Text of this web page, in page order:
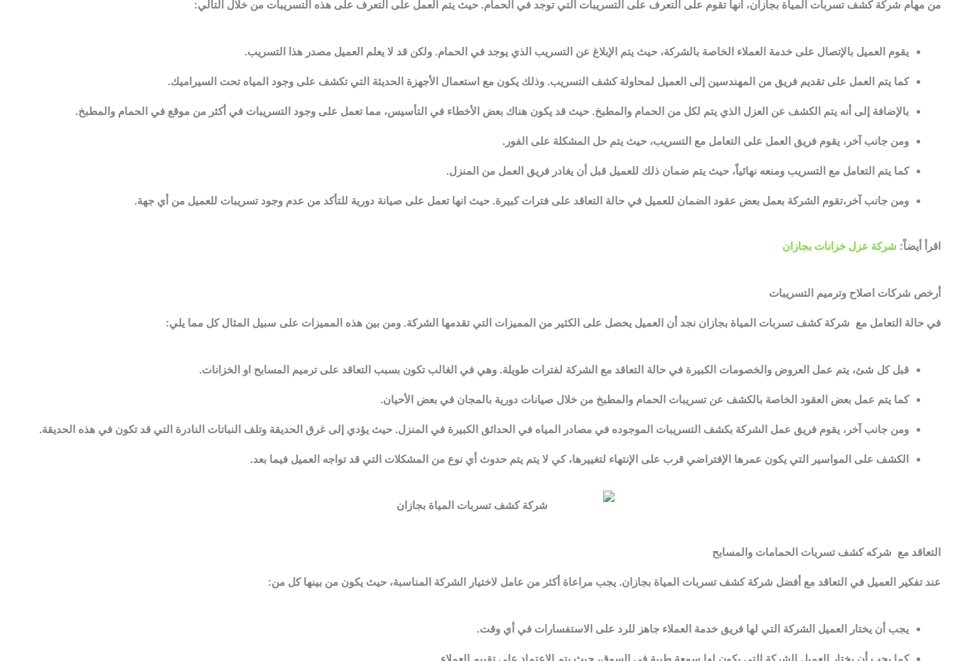
من مهام شركة كشف تسربات المياة بجازان، أنها تقوم على التعرف على التسريبات التي توجد في الحمام. حيث يتم العمل على التعرف على هذه التسريبات من خلال التالي:
يقوم العميل بالإتصال على خدمة العملاء الخاصة بالشركة، حيث يتم الإبلاغ عن التسريب الذي يوجد في الحمام. ولكن قد لا يعلم العميل مصدر هذا التسريب.
كما يتم العمل على تقديم فريق من المهندسين إلى العميل لمحاولة كشف التسريب. وذلك يكون مع استعمال الأجهزة الحديثة التي تكشف على وجود المياه تحت السيراميك.
بالإضافة إلى أنه يتم الكشف عن العزل الذي يتم لكل من الحمام والمطبخ. حيث قد يكون هناك بعض الأخطاء في التأسيس، مما تعمل على وجود التسريبات في أكثر من موقع في الحمام والمطبخ.
ومن جانب آخر، يقوم فريق العمل على التعامل مع التسريب، حيث يتم حل المشكلة على الفور.
كما يتم التعامل مع التسريب ومنعه نهائياً، حيث يتم ضمان ذلك للعميل قبل أن يغادر فريق العمل من المنزل.
ومن جانب آخر،تقوم الشركة بعمل بعض عقود الضمان للعميل في حالة التعاقد على فترات كبيرة. حيث انها تعمل على صيانة دورية للتأكد من عدم وجود تسريبات للعميل من أي جهة.
اقرأ أيضاً: شركة عزل خزانات بجازان
أرخص شركات اصلاح وترميم التسريبات
في حالة التعامل مع شركة كشف تسربات المياة بجازان نجد أن العميل يحصل على الكثير من المميزات التي تقدمها الشركة. ومن بين هذه المميزات على سبيل المثال كل مما يلي:
قبل كل شئ، يتم عمل العروض والخصومات الكبيرة في حالة التعاقد مع الشركة لفترات طويلة. وهي في الغالب تكون بسبب التعاقد على ترميم المسابح او الخزانات.
كما يتم عمل بعض العقود الخاصة بالكشف عن تسريبات الحمام والمطبخ من خلال صيانات دورية بالمجان في بعض الأحيان.
ومن جانب آخر، يقوم فريق عمل الشركة بكشف التسريبات الموجوده في مصادر المياه في الحدائق الكبيرة في المنزل. حيث يؤدي إلى غرق الحديقة وتلف النباتات النادرة التي قد تكون في هذه الحديقة.
الكشف على المواسير التي يكون عمرها الإفتراضي قرب على الإنتهاء لتغييرها، كي لا يتم يتم حدوث أي نوع من المشكلات التي قد تواجه العميل فيما بعد.
التعاقد مع شركه كشف تسربات الحمامات والمسابح
عند تفكير العميل في التعاقد مع أفضل شركة كشف تسربات المياة بجازان. يجب مراعاة أكثر من عامل لاختيار الشركة المناسبة، حيث يكون من بينها كل من:
يجب أن يختار العميل الشركة التي لها فريق خدمة العملاء جاهز للرد على الاستفسارات في أي وقت.